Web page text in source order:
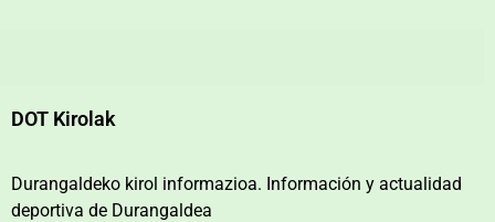
DOT Kirolak
Durangaldeko kirol informazioa. Información y actualidad
deportiva de Durangaldea